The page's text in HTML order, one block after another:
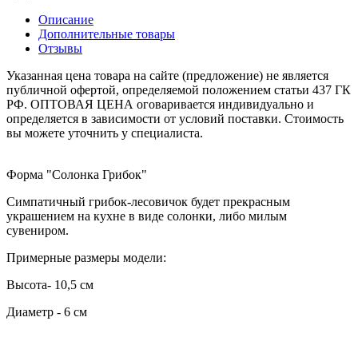
Описание
Дополнительные товары
Отзывы
Указанная цена товара на сайте (предложение) не является
публичной офертой, определяемой положением статьи 437 ГК
РФ. ОПТОВАЯ ЦЕНА оговаривается индивидуально и
определяется в зависимости от условий поставки. Стоимость
вы можете уточнить у специалиста.
Форма "Солонка Грибок"
Симпатичный грибок-лесовичок будет прекрасным
украшением на кухне в виде солонки, либо милым
сувениром.
Примерные размеры модели:
Высота- 10,5 см
Диаметр - 6 см